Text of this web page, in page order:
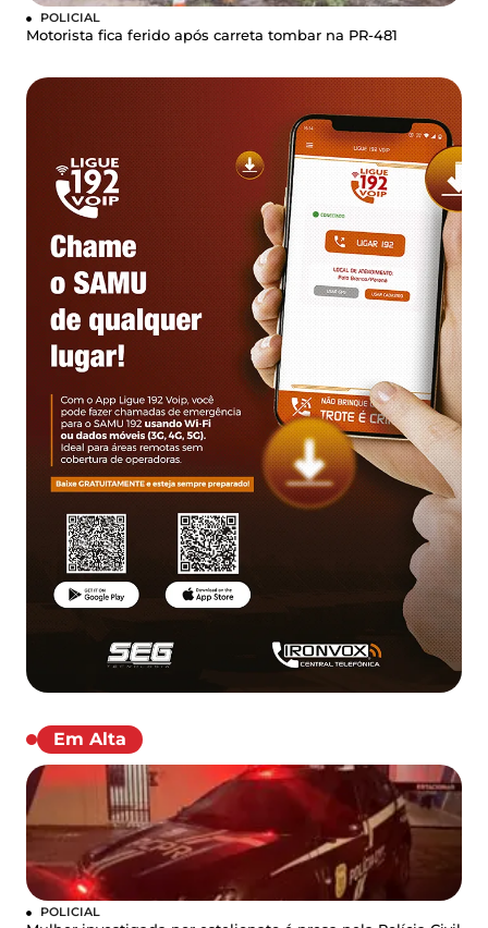
POLICIAL
Motorista fica ferido após carreta tombar na PR-481
Em Alta
POLICIAL